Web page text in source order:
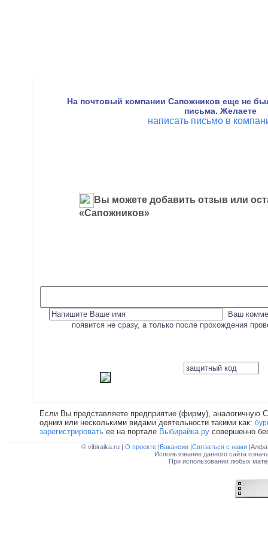
На почтовый компании Сапожников еще не
письма. Желаете
написать письмо в
Вы можете добавить отзыв или
«Сапожников»
Ваш
появится не сразу, а только после прохождения
Если Вы представляете предприятие (фирму), аналогичную
одним или несколькими видами деятельности такими как:
зарегистрировать ее на портале Выбирайка.ру совершенно
© vibiraika.ru | О проекте |Вакансии |Связаться с нами
Использование данного сайта
При использовании любых